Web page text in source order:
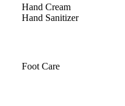
Hand Cream
Hand Sanitizer
Foot Care